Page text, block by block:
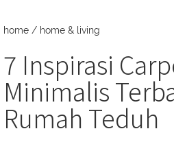
home / home & living
7 Inspirasi
Minimalis
Rumah Teduh